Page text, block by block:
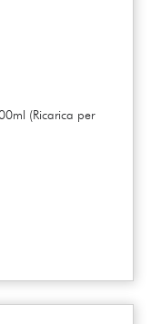
(Ricarica per